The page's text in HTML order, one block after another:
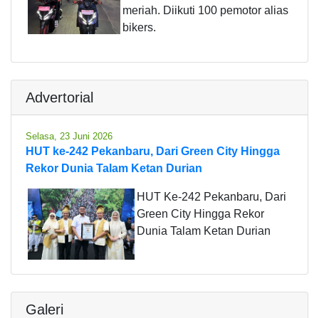
meriah. Diikuti 100 pemotor alias
bikers.
Advertorial
Selasa, 23 Juni 2026
HUT ke-242 Pekanbaru, Dari Green City Hingga
Rekor Dunia Talam Ketan Durian
HUT Ke-242 Pekanbaru, Dari
Green City Hingga Rekor
Dunia Talam Ketan Durian
Galeri